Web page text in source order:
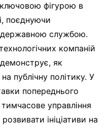
фігурою в
поєднуючи
державною службою.
компаній
як
публічну політику. У
попереднього
управління
ініціативи на